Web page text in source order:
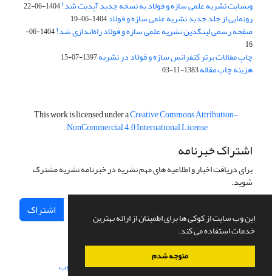
این وب سایت از کوکی ها برای اطمینان از ارائه بهترین
خدمات استفاده می کند.
متوجه شدم
وبسایت نشریه علمی سازه و فولاد به نسخه جدید آپدیت شد!1404-06-22
رونمایی از جلد جدید نشریه علمی سازه و فولاد1404-06-19
صفحه رسمی لینکدین نشریه علمی سازه و فولاد راه‌اندازی شد!
1404-06-
16
چاپ مقالات برتر کنفرانس سازه و فولاد در نشریه1397-07-15
هزینه چاپ مقاله1383-11-03
This work is licensed under aCreative Commons Attribution-
NonCommercial 4.0 International License
.
اشتراک خبرنامه
برای دریافت اخبار و اطلاعیه های مهم نشریه در خبرنامه نشریه مشترک
شوید.
اشتراک
سامانه مدیریت نشریات علمی.طراحی و پیاده سازی از سیناوب